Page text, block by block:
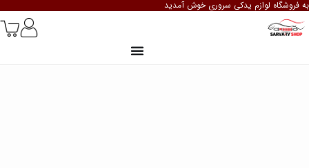
به فروشگاه لوازم یدکی سروری خوش آمدید